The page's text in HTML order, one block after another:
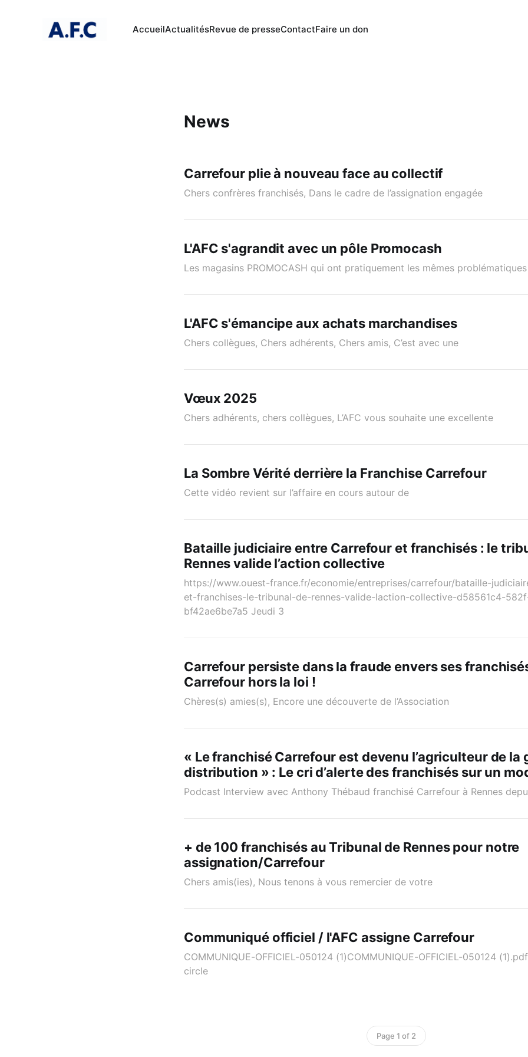
AccueilActualitésRevue de presseContactFaire un don
News
Carrefour plie à nouveau face au collectif
Chers confrères franchisés, Dans le cadre de l’assignation engagée
L'AFC s'agrandit avec un pôle Promocash
Les magasins PROMOCASH qui ont pratiquement les mêmes
L'AFC s'émancipe aux achats marchandises
Chers collègues, Chers adhérents, Chers amis, C’est avec une
Vœux 2025
Chers adhérents, chers collègues, L’AFC vous souhaite une excellente
La Sombre Vérité derrière la Franchise Carrefour
Cette vidéo revient sur l’affaire en cours autour de
Bataille judiciaire entre Carrefour et franchisés : le
Rennes valide l’action collective
https://www.ouest-france.fr/economie/entreprises/carrefour/bataille-
et-franchises-le-tribunal-de-rennes-valide-laction-collective-d58561c4-
bf42ae6be7a5 Jeudi 3
Carrefour persiste dans la fraude envers ses
Carrefour hors la loi !
Chères(s) amies(s), Encore une découverte de l’Association
« Le franchisé Carrefour est devenu l’agriculteur de la
distribution » : Le cri d’alerte des franchisés sur un
Podcast Interview avec Anthony Thébaud franchisé Carrefour à Rennes
+ de 100 franchisés au Tribunal de Rennes pour notre
assignation/Carrefour
Chers amis(ies), Nous tenons à vous remercier de votre
Communiqué officiel / l'AFC assigne Carrefour
COMMUNIQUE-OFFICIEL-050124 (1)COMMUNIQUE-OFFICIEL-050124
circle
Page 1 of 2